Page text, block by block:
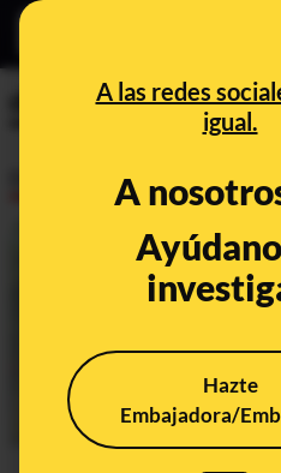
A las redes
igual.
A
Hazte
Embajadora/
distanciamiento
No, no se han
Barcelona y